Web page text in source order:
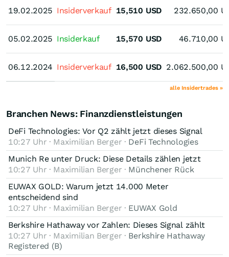
19.02.2025
05.02.2025
06.12.2024
19.02.2025 Insiderverkauf 15,510 USD 232.650,00
05.02.2025 Insiderkauf 15,570 USD 46.710,00
06.12.2024 Insiderverkauf 16,500 USD 2.062.500,00
alle Insidertrades »
Branchen News: Finanzdienstleistungen
DeFi Technologies: Vor Q2 zählt jetzt dieses Signal
10:27 Uhr · Maximilian Berger · DeFi Technologies
Munich Re unter Druck: Diese Details zählen jetzt
10:27 Uhr · Maximilian Berger · Münchener Rück
EUWAX GOLD: Warum jetzt 14.000 Meter
entscheidend sind
10:27 Uhr · Maximilian Berger · EUWAX Gold
Berkshire Hathaway vor Zahlen: Dieses Signal zählt
10:27 Uhr · Maximilian Berger · Berkshire Hathaway
Registered (B)